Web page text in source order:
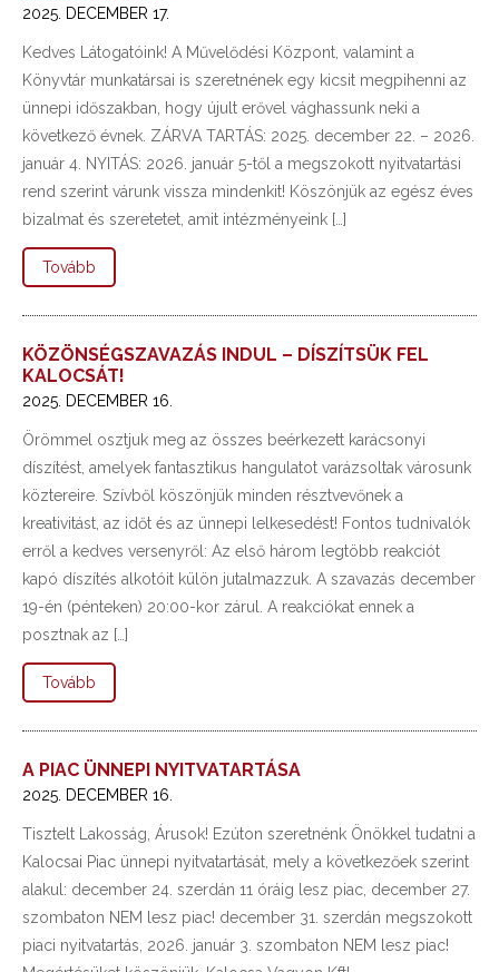
2025. DECEMBER 17.
Kedves Látogatóink! A Művelődési Központ, valamint a
Könyvtár munkatársai is szeretnének egy kicsit megpihenni az
ünnepi időszakban, hogy újult erővel vághassunk neki a
következő évnek. ZÁRVA TARTÁS: 2025. december 22. – 2026.
január 4. NYITÁS: 2026. január 5-től a megszokott nyitvatartási
rend szerint várunk vissza mindenkit! Köszönjük az egész éves
bizalmat és szeretetet, amit intézményeink […]
Tovább
KÖZÖNSÉGSZAVAZÁS INDUL – DÍSZÍTSÜK FEL
KALOCSÁT!
2025. DECEMBER 16.
Örömmel osztjuk meg az összes beérkezett karácsonyi
díszítést, amelyek fantasztikus hangulatot varázsoltak városunk
köztereire. Szívből köszönjük minden résztvevőnek a
kreativitást, az időt és az ünnepi lelkesedést! Fontos tudnivalók
erről a kedves versenyről: Az első három legtöbb reakciót
kapó díszítés alkotóit külön jutalmazzuk. A szavazás december
19-én (pénteken) 20:00-kor zárul. A reakciókat ennek a
posztnak az […]
Tovább
A PIAC ÜNNEPI NYITVATARTÁSA
2025. DECEMBER 16.
Tisztelt Lakosság, Árusok! Ezúton szeretnénk Önökkel tudatni a
Kalocsai Piac ünnepi nyitvatartását, mely a következőek szerint
alakul: december 24. szerdán 11 óráig lesz piac, december 27.
szombaton NEM lesz piac! december 31. szerdán megszokott
piaci nyitvatartás, 2026. január 3. szombaton NEM lesz piac!